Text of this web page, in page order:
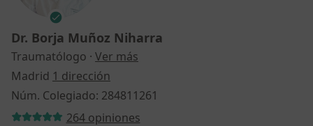
Dr. Borja Muñoz Niharra
Traumatólogo · Ver más
Madrid 1 dirección
Núm. Colegiado: 284811261
264 opiniones